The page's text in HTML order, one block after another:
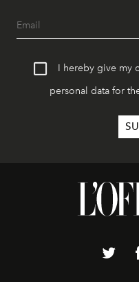
I hereby give my
personal data for